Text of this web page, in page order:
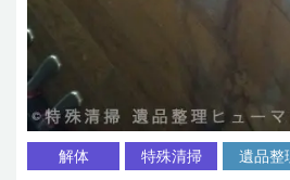
解体 特殊清掃 遺品整